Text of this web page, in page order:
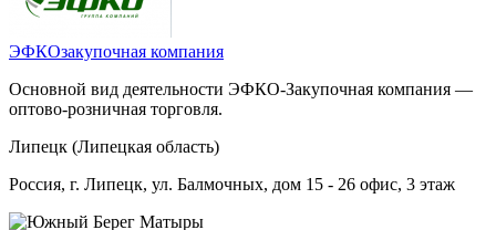
ЭФКОзакупочная компания
Основной вид деятельности ЭФКО-Закупочная компания —
оптово-розничная торговля.
Липецк (Липецкая область)
Россия, г. Липецк, ул. Балмочных, дом 15 - 26 офис, 3 этаж